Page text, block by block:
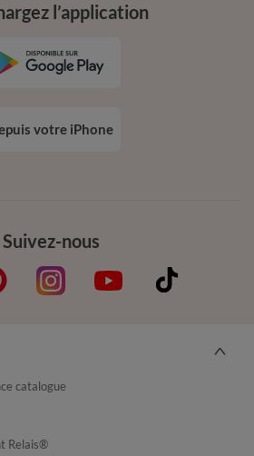
Suivez-nous
l’application
votre iPhone
catalogue
Relais®